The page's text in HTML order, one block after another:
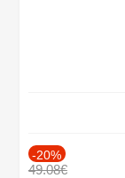
-20%
49.08€